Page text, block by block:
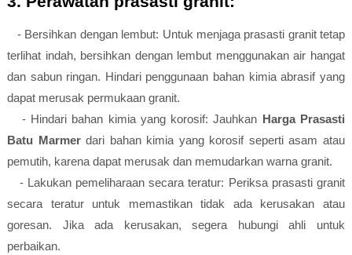
- Bersihkan dengan lembut: Untuk menjaga prasasti granit tetap
terlihat indah, bersihkan dengan lembut menggunakan air hangat
dan sabun ringan. Hindari penggunaan bahan kimia abrasif yang
dapat merusak permukaan granit.
- Hindari bahan kimia yang korosif: Jauhkan Harga Prasasti
Batu Marmerdari bahan kimia yang korosif seperti asam atau
pemutih, karena dapat merusak dan memudarkan warna granit.
- Lakukan pemeliharaan secara teratur: Periksa prasasti granit
secara teratur untuk memastikan tidak ada kerusakan atau
goresan. Jika ada kerusakan, segera hubungi ahli untuk
perbaikan.